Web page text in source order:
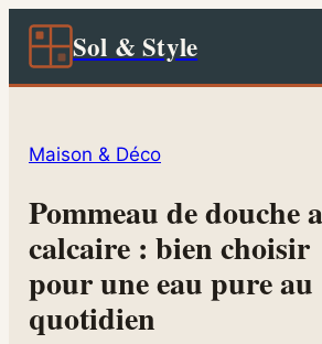
Sol & Style
Maison & Déco
Pommeau de douche
calcaire : bien choisir
pour une eau pure au
quotidien